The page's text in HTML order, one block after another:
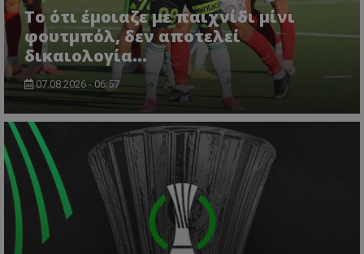
Το ότι έμοιαζε με παιχνίδι μίνι
φουτμπόλ, δεν αποτελεί
δικαιολογία…
07.08.2026 - 06:57